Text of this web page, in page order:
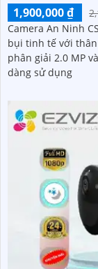
1,900,000 ₫
Camera An Ninh
bụi tinh tế với thân
phân giải 2.0 MP
dàng sử dụng